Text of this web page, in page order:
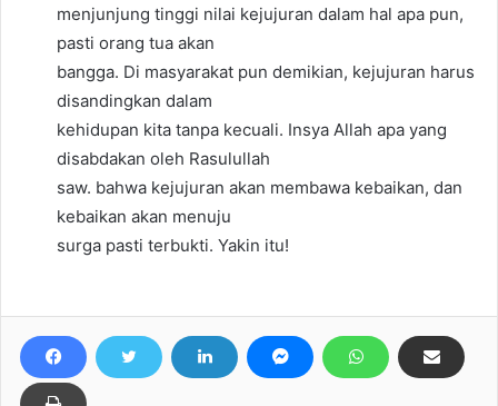
menjunjung tinggi nilai kejujuran dalam hal apa pun,
pasti orang tua akan
bangga. Di masyarakat pun demikian, kejujuran harus
disandingkan dalam
kehidupan kita tanpa kecuali. Insya Allah apa yang
disabdakan oleh Rasulullah
saw. bahwa kejujuran akan membawa kebaikan, dan
kebaikan akan menuju
surga pasti terbukti. Yakin itu!